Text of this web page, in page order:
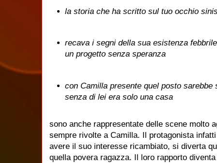
la storia che ha scritto sul tuo occhio
recava i segni della sua esistenza
un progetto senza speranza
con Camilla presente quel posto sarebbe
senza di lei era solo una casa
sono anche rappresentate delle scene molto
sempre rivolte a Camilla. Il protagonista
avere il suo interesse ricambiato, si diverta
quella povera ragazza. Il loro rapporto